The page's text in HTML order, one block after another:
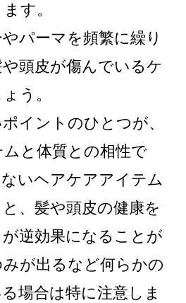
す。
パーマを頻繁に繰り
頭皮が傷んでいるケ
う。
イントのひとつが、
と体質との相性で
いヘアケアアイテム
、髪や頭皮の健康を
逆効果になることが
が出るなど何らかの
場合は特に注意しま